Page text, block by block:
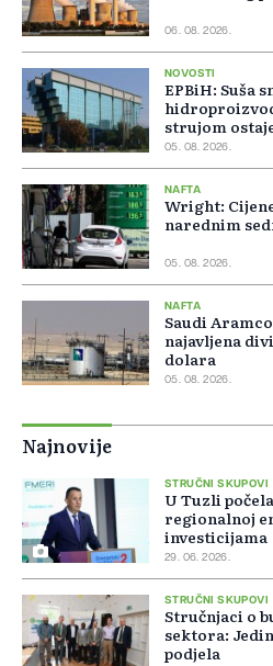
06. 08. 2026.
NOVOSTI
EPBiH: Suša
strujom
05. 08. 2026.
NAFTA
Wright:
narednim
05. 08. 2026.
NAFTA
Saudi
najavljena
dolara
05. 08. 2026.
Najnovije
STRUČNI SKUPOVI
U Tuzli
regionalnoj
investicijama
29. 06. 2026.
STRUČNI SKUPOVI
Stručnjaci o
sektora:
podjela